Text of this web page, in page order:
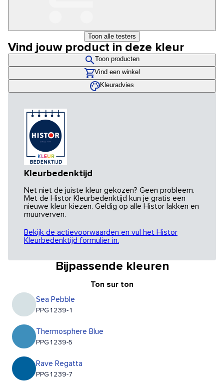
Toon alle testers
Vind jouw product in deze kleur
Toon producten
Vind een winkel
Kleuradvies
Kleurbedenktijd
Net niet de juiste kleur gekozen? Geen probleem.
Met de Histor Kleurbedenktijd kun je gratis een
nieuwe kleur kiezen. Geldig op alle Histor lakken en
muurverven.
Bekijk de actievoorwaarden en vul het Histor
Kleurbedenktijd formulier in.
Bijpassende kleuren
Ton sur ton
Sea Pebble
PPG1239-1
Thermosphere Blue
PPG1239-5
Rave Regatta
PPG1239-7